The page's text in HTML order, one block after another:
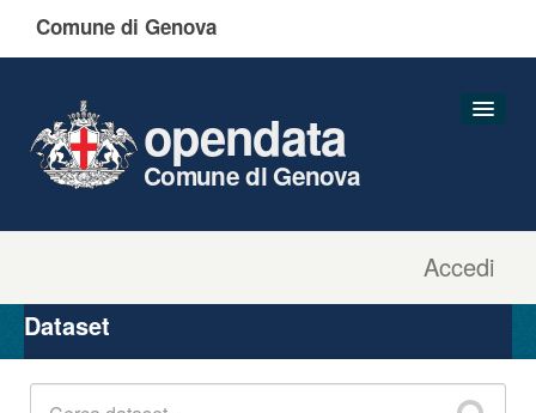
Comune di Genova
Accedi
opendata
Comune di Genova
Organizzazioni
Gruppi
Dataset